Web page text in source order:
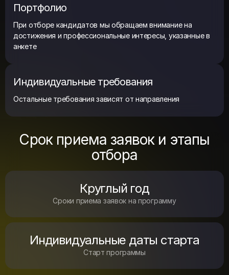
Портфолио
При отборе кандидатов мы обращаем внимание на
достижения и профессиональные интересы, указанные в
анкете
Индивидуальные требования
Остальные требования зависят от направления
Срок приема заявок и этапы
отбора
Круглый год
Сроки приема заявок на программу
Индивидуальные даты старта
Старт программы